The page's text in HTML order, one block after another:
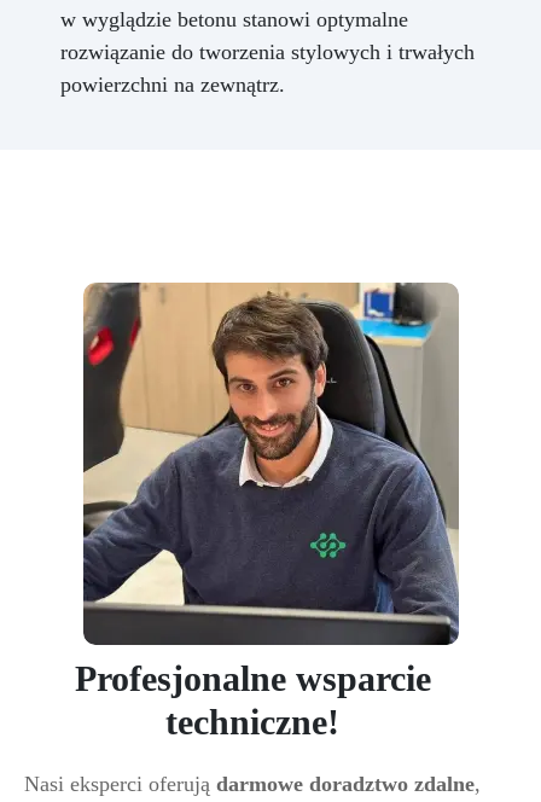
w wyglądzie betonu stanowi optymalne
rozwiązanie do tworzenia stylowych i trwałych
powierzchni na zewnątrz.
Profesjonalne wsparcie
techniczne!
Nasi eksperci oferują darmowe doradztwo zdalne,